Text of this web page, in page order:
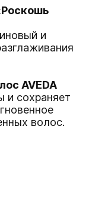
и
AVEDA
и сохраняет
волос.